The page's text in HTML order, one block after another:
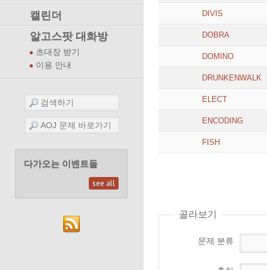
캘린더
알고스팟 대화방
초대장 받기
이용 안내
다가오는 이벤트들
see all
DIVIS
DOBRA
DOMINO
DRUNKENWALK
ELECT
ENCODING
FISH
골라보기
문제 분류